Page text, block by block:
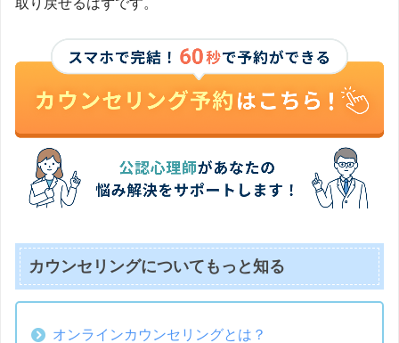
取り戻せるはずです。
カウンセリングについてもっと知る
オンラインカウンセリングとは？